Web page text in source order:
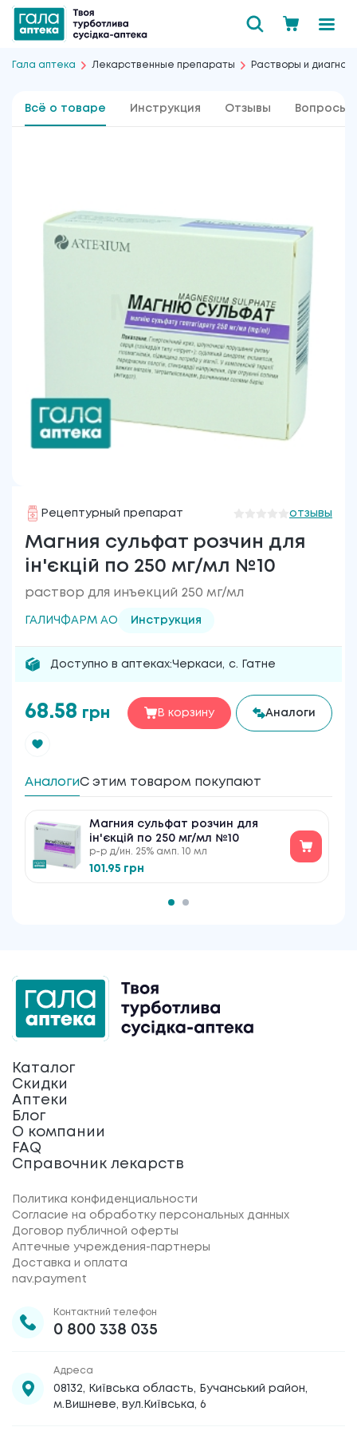
Гала аптека Лекарственные препараты Растворы и
Всё о товаре Инструкция Отзывы Вопросы
Рецептурный препарат отзывы
Магния сульфат розчин для
ін'єкцій по 250 мг/мл №10
раствор для инъекций 250 мг/мл
ГАЛИЧФАРМ АО Инструкция
Доступно в аптеках:Черкаси, с. Гатне
68.58 грн В корзину Аналоги
АналогиС этим товаром покупают
Магния сульфат розчин для
ін'єкцій по 250 мг/мл №10
р-р д/ин. 25% амп. 10 мл
101.95 грн
Каталог
Скидки
Аптеки
Блог
О компании
FAQ
Справочник лекарств
Политика конфиденциальности
Согласие на обработку персональных данных
Договор публичной оферты
Аптечные учреждения-партнеры
Доставка и оплата
nav.payment
Контактний телефон
0 800 338 035
Адреса
08132, Київська область, Бучанський район,
м.Вишневе, вул.Київська, 6